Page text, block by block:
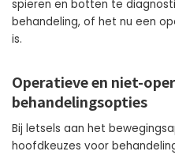
spieren en botten te
behandeling, of het nu een
is.
Operatieve en niet-
behandelingsopties
Bij letsels aan het
hoofdkeuzes voor